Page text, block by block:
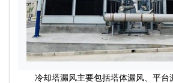
冷却塔漏风主要包括塔体漏风、平台